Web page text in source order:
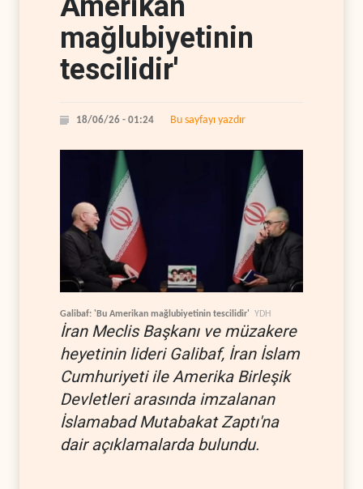
mağlubiyetinin
tescilidir'
18/06/26 - 01:24 Bu sayfayı yazdır
Galibaf: 'Bu Amerikan mağlubiyetinin tescilidir' YDH
İran Meclis Başkanı ve müzakere
heyetinin lideri Galibaf, İran İslam
Cumhuriyeti ile Amerika Birleşik
Devletleri arasında imzalanan
İslamabad Mutabakat Zaptı'na
dair açıklamalarda bulundu.